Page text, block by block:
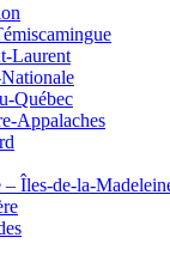
Laurent
Québec
Appalaches
– Îles-de-la-